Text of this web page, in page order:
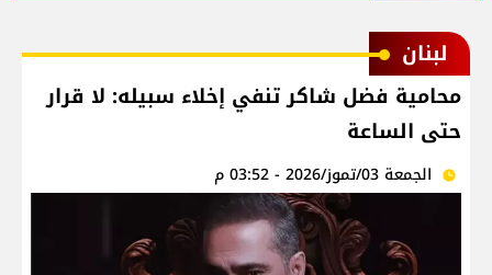
لبنان
محامية فضل شاكر تنفي إخلاء سبيله: لا قرار
حتى الساعة
الجمعة 03/تموز/2026 - 03:52 م